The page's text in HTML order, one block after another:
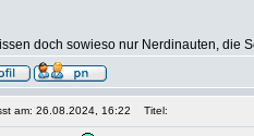
doch sowieso nur Nerdinauten, die
am: 26.08.2024, 16:22 Titel: